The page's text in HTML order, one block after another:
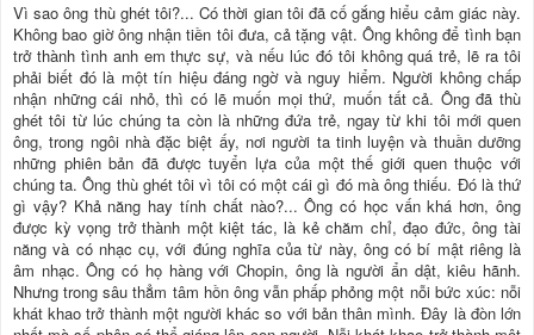
Vì sao ông thù ghét tôi?... Có thời gian tôi đã cố gắng hiểu cảm giác này.
Không bao giờ ông nhận tiền tôi đưa, cả tặng vật. Ông không để tình bạn
trở thành tình anh em thực sự, và nếu lúc đó tôi không quá trẻ, lẽ ra tôi
phải biết đó là một tín hiệu đáng ngờ và nguy hiểm. Người không chấp
nhận những cái nhỏ, thì có lẽ muốn mọi thứ, muốn tất cả. Ông đã thù
ghét tôi từ lúc chúng ta còn là những đứa trẻ, ngay từ khi tôi mới quen
ông, trong ngôi nhà đặc biệt ấy, nơi người ta tinh luyện và thuần dưỡng
những phiên bản đã được tuyển lựa của một thế giới quen thuộc với
chúng ta. Ông thù ghét tôi vì tôi có một cái gì đó mà ông thiếu. Đó là thứ
gì vậy? Khả năng hay tính chất nào?... Ông có học vấn khá hơn, ông
được kỳ vọng trở thành một kiệt tác, là kẻ chăm chỉ, đạo đức, ông tài
năng và có nhạc cụ, với đúng nghĩa của từ này, ông có bí mật riêng là
âm nhạc. Ông có họ hàng với Chopin, ông là người ẩn dật, kiêu hãnh.
Nhưng trong sâu thẳm tâm hồn ông vẫn phấp phỏng một nỗi bức xúc: nỗi
khát khao trở thành một người khác so với bản thân mình. Đây là đòn lớn